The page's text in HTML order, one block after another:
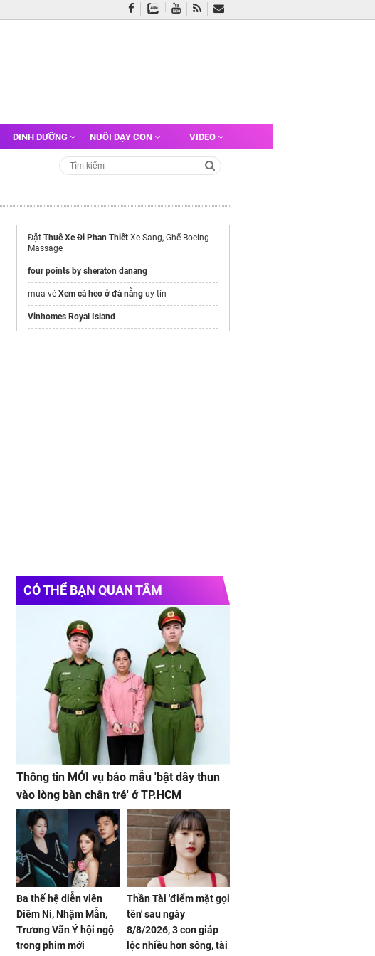
DINH DƯỠNG NUÔI DẠY CON VIDEO
Đặt Thuê Xe Đi Phan Thiết Xe Sang, Ghế Boeing
Massage
four points by sheraton danang
mua vé Xem cá heo ở đà nẵng uy tín
Vinhomes Royal Island
CÓ THỂ BẠN QUAN TÂM
Thông tin MỚI vụ bảo mẫu 'bật dây thun
vào lòng bàn chân trẻ' ở TP.HCM
Ba thế hệ diễn viên
Diêm Ni, Nhậm Mẫn,
Trương Vãn Ý hội ngộ
trong phim mới
Thần Tài 'điểm mặt gọi
tên' sau ngày
8/8/2026, 3 con giáp
lộc nhiều hơn sông, tài